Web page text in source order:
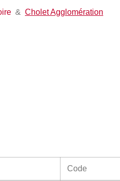
& Cholet Agglomération
Code